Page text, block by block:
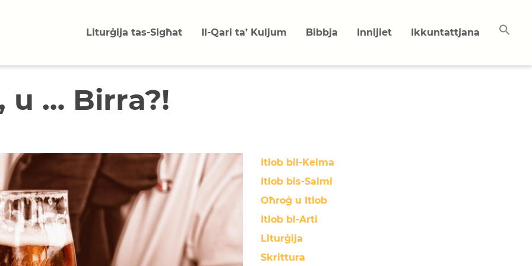
Liturġija tas-Sigħat Il-Qari ta’ Kuljum Bibbja Innijiet Ikkuntattjana
u … Birra?!
Itlob bil-Kelma
Itlob bis-Salmi
Oħroġ u Itlob
Itlob bl-Arti
Liturġija
Skrittura